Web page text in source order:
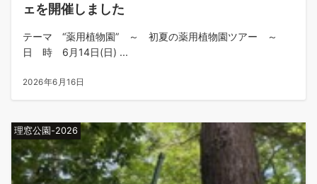
ェを開催しました
テーマ “薬用植物園” ～ 初夏の薬用植物園ツアー ～
日 時 6月14日(日) ...
2026年6月16日
理窓公園-2026